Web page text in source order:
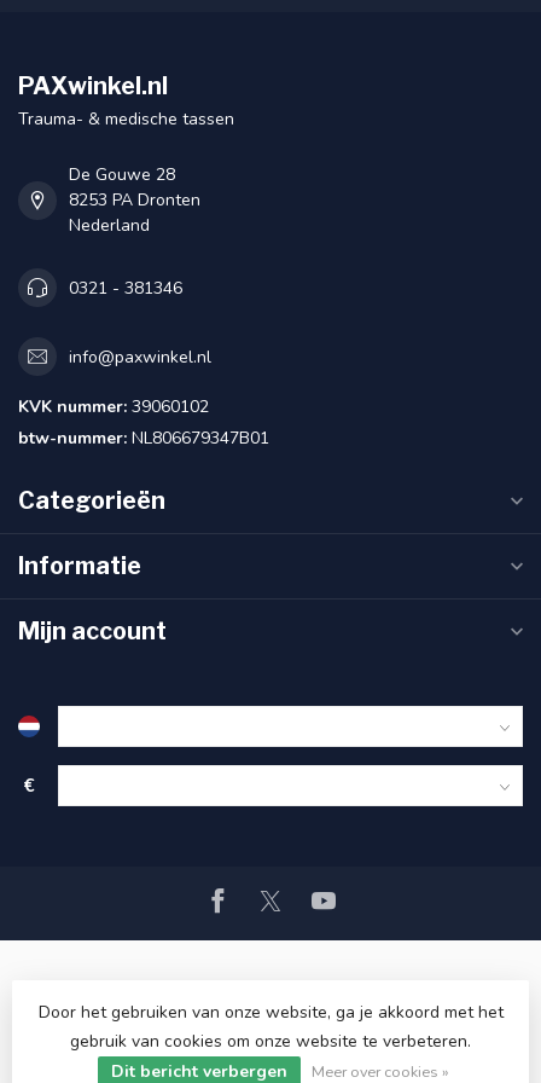
PAXwinkel.nl
Trauma- & medische tassen
De Gouwe 28
8253 PA Dronten
Nederland
0321 - 381346
info@paxwinkel.nl
KVK nummer: 39060102
btw-nummer: NL806679347B01
Categorieën
Informatie
Mijn account
€
© Copyright 2026 PAXwinkel.nl- Powered byLightspeed-
Lightspeed designby Dyvelopment
Door het gebruiken van onze website, ga je akkoord met het
gebruik van cookies om onze website te verbeteren.
Dit bericht verbergen
Meer over cookies »